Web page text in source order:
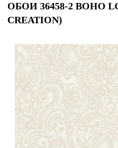
ОБОИ 36458-2 BOHO
CREATION)